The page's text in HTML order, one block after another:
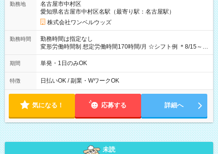
期間なし
勤務地
名古屋市中村区
愛知県名古屋市中村区名駅（最寄り駅：名古屋駅）
株式会社ワンベルウッズ
勤務時間
勤務時間は指定なし
変形労働時間制 想定労働時間170時間/月 ☆シフト例 ＊8/15～
10/26 全日共通 08：00～12：00 17：00～21：00 ＊8/31
～9/19のみ下記シフトもあります！ 12：00～16：00 ＊9/6～
00
期間 単発・1日のみOK
特徴 日払いOK / 副業・WワークOK
気になる！ 応募する 詳細へ
未読